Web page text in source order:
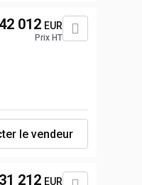
42 012 EUR
Prix HT
le vendeur
31 212 EUR